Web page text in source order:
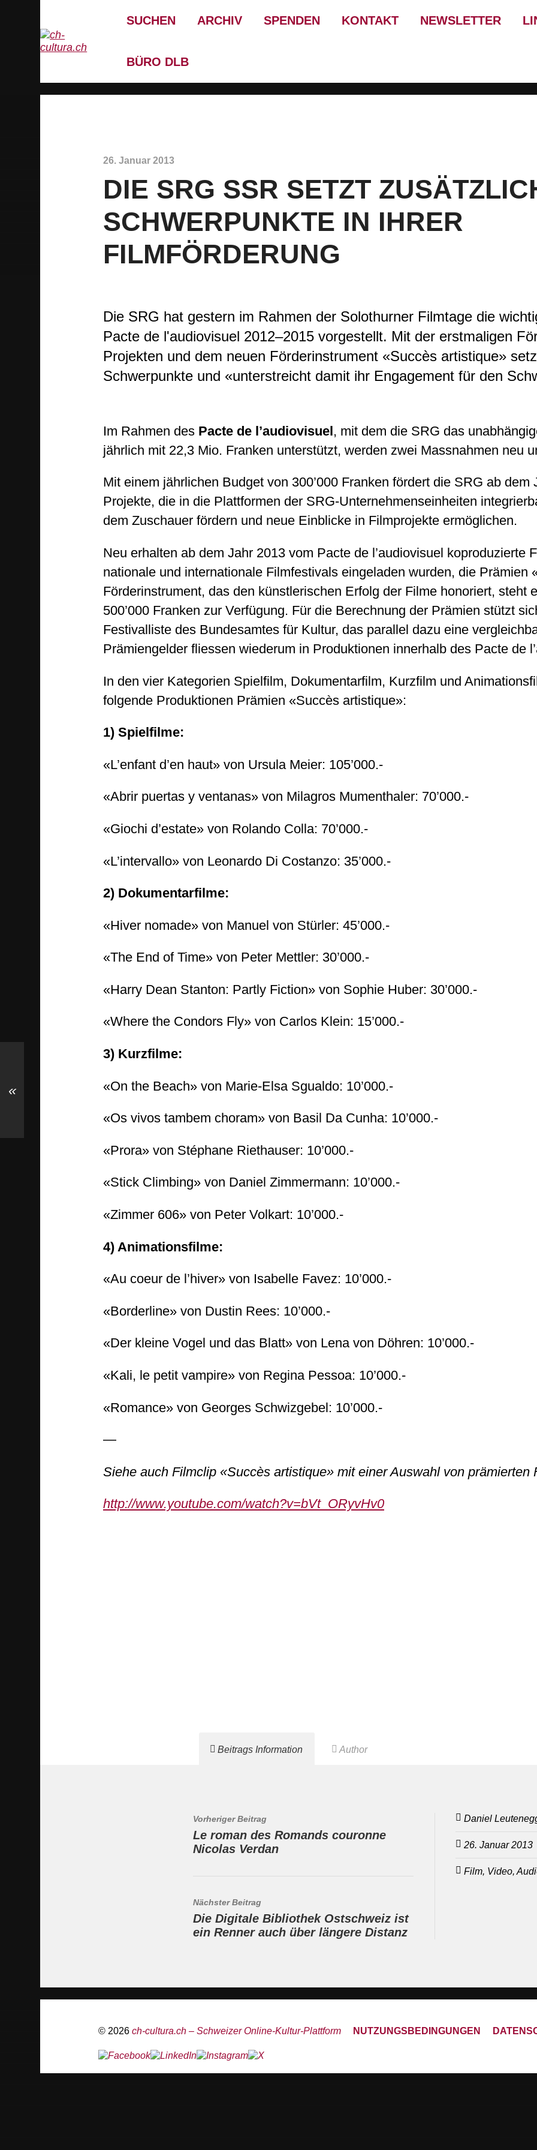
SUCHEN ARCHIV SPENDEN KONTAKT NEWSLETTER
BÜRO DLB
26. Januar 2013
DIE SRG SSR SETZT
SCHWERPUNKTE IN IHRER
FILMFÖRDERUNG
Die SRG hat gestern im Rahmen der Solothurner Filmtage die
Pacte de l'audiovisuel 2012–2015 vorgestellt. Mit der erstmaligen
Projekten und dem neuen Förderinstrument «Succès artistique»
Schwerpunkte und «unterstreicht damit ihr Engagement für den
Im Rahmen des Pacte de l’audiovisuel, mit dem die SRG das
jährlich mit 22,3 Mio. Franken unterstützt, werden zwei Massnahmen neu
Mit einem jährlichen Budget von 300’000 Franken fördert die SRG ab dem
Projekte, die in die Plattformen der SRG-Unternehmenseinheiten
dem Zuschauer fördern und neue Einblicke in Filmprojekte ermöglichen.
Neu erhalten ab dem Jahr 2013 vom Pacte de l’audiovisuel koproduzierte
nationale und internationale Filmfestivals eingeladen wurden, die Prämien
Förderinstrument, das den künstlerischen Erfolg der Filme honoriert, steht
500’000 Franken zur Verfügung. Für die Berechnung der Prämien stützt
Festivalliste des Bundesamtes für Kultur, das parallel dazu eine
Prämiengelder fliessen wiederum in Produktionen innerhalb des Pacte de
In den vier Kategorien Spielfilm, Dokumentarfilm, Kurzfilm und
folgende Produktionen Prämien «Succès artistique»:
1) Spielfilme:
«L’enfant d’en haut» von Ursula Meier: 105’000.-
«Abrir puertas y ventanas» von Milagros Mumenthaler: 70’000.-
«Giochi d’estate» von Rolando Colla: 70’000.-
«L’intervallo» von Leonardo Di Costanzo: 35’000.-
2) Dokumentarfilme:
«Hiver nomade» von Manuel von Stürler: 45’000.-
«The End of Time» von Peter Mettler: 30’000.-
«Harry Dean Stanton: Partly Fiction» von Sophie Huber: 30’000.-
«Where the Condors Fly» von Carlos Klein: 15’000.-
3) Kurzfilme:
«On the Beach» von Marie-Elsa Sgualdo: 10’000.-
«Os vivos tambem choram» von Basil Da Cunha: 10’000.-
«Prora» von Stéphane Riethauser: 10’000.-
«Stick Climbing» von Daniel Zimmermann: 10’000.-
«Zimmer 606» von Peter Volkart: 10’000.-
4) Animationsfilme:
«Au coeur de l’hiver» von Isabelle Favez: 10’000.-
«Borderline» von Dustin Rees: 10’000.-
«Der kleine Vogel und das Blatt» von Lena von Döhren: 10’000.-
«Kali, le petit vampire» von Regina Pessoa: 10’000.-
«Romance» von Georges Schwizgebel: 10’000.-
—
Siehe auch Filmclip «Succès artistique» mit einer Auswahl von prämierten
http://www.youtube.com/watch?v=bVt_ORyvHv0
Beitrags Information Author
Daniel
26. Januar 2013
Film, Video,
Vorheriger Beitrag
Le roman des Romands couronne
Nicolas Verdan
Nächster Beitrag
Die Digitale Bibliothek Ostschweiz ist
ein Renner auch über längere Distanz
«
© 2026 ch-cultura.ch – Schweizer Online-Kultur-Plattform NUTZUNGSBEDINGUNGEN